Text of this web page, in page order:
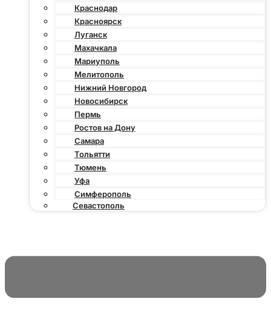
Краснодар
Красноярск
Луганск
Махачкала
Мариуполь
Мелитополь
Нижний Новгород
Новосибирск
Пермь
Ростов на Дону
Самара
Тольятти
Тюмень
Уфа
Симферополь
Севастополь